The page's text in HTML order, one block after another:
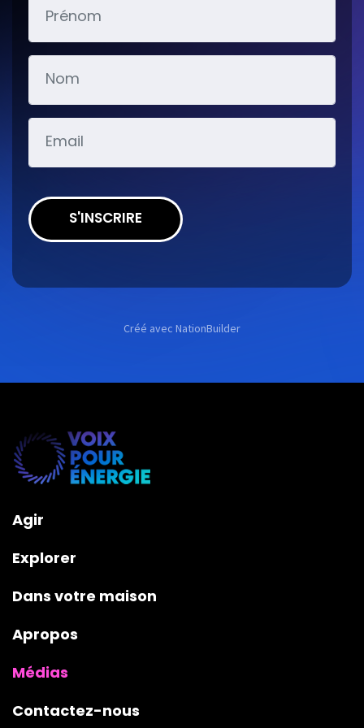
S'INSCRIRE
Créé avec NationBuilder
Agir
Explorer
Dans votre maison
Apropos
Médias
Contactez-nous